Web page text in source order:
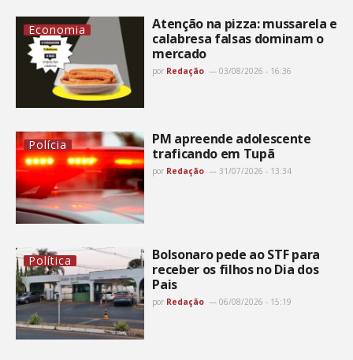
Economia
Atenção na pizza: mussarela e
calabresa falsas dominam o
mercado
por Redação 03/08/2026 - 16:36
Polícia
PM apreende adolescente
traficando em Tupã
por Redação 31/07/2026 - 13:34
Política
Bolsonaro pede ao STF para
receber os filhos no Dia dos
Pais
por Redação 06/08/2026 - 15:19